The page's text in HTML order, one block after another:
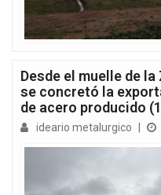
Desde el muelle de
se concretó la
de acero producido
ideario metalurgico |